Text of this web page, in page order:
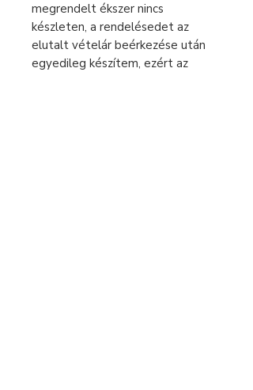
megrendelt ékszer nincs
készleten, a rendelésedet az
elutalt vételár beérkezése után
egyedileg készítem, ezért az